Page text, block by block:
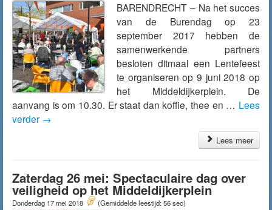
BARENDRECHT – Na het succes
van de Burendag op 23
september 2017 hebben de
samenwerkende partners
besloten ditmaal een Lentefeest
te organiseren op 9 juni 2018 op
het Middeldijkerplein. De
aanvang is om 10.30. Er staat dan koffie, thee en … Lees
verder →
Lees meer
Zaterdag 26 mei: Spectaculaire dag over
veiligheid op het Middeldijkerplein
Donderdag 17 mei 2018 (Gemiddelde leestijd: 56 sec)